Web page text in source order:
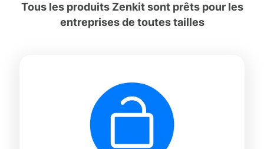
Tous les produits Zenkit sont prêts pour les
entreprises de toutes tailles